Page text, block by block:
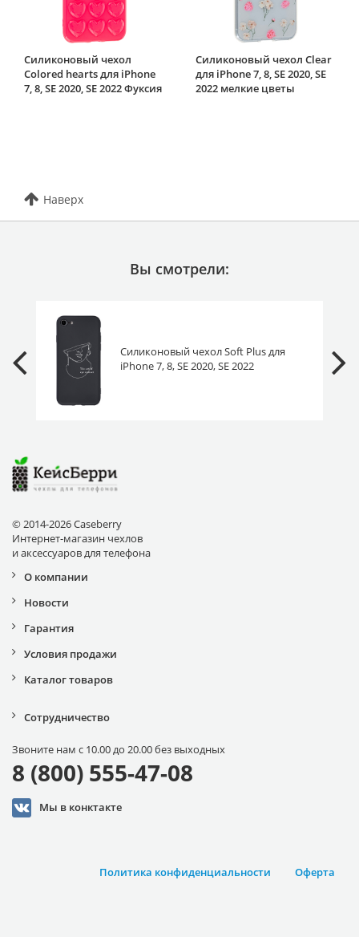
Силиконовый чехол
Colored hearts для iPhone
7, 8, SE 2020, SE 2022 Фуксия
Силиконовый чехол Clear
для iPhone 7, 8, SE 2020, SE
2022 мелкие цветы
Наверх
Вы смотрели:
Силиконовый чехол Soft Plus для
iPhone 7, 8, SE 2020, SE 2022
© 2014-2026 Caseberry
Интернет-магазин чехлов
и аксессуаров для телефона
О компании
Новости
Гарантия
Условия продажи
Каталог товаров
Сотрудничество
Звоните нам с 10.00 до 20.00 без выходных
8 (800) 555-47-08
Мы в конктакте
Оферта
Политика конфиденциальности